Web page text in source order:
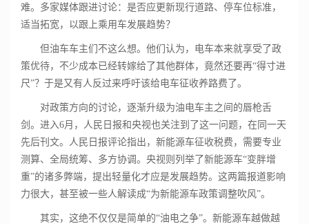
难。多家媒体跟进讨论：是否应更新现行道路、停车位标准，
适当拓宽，以跟上乘用车发展趋势？
但油车车主们不这么想。他们认为，电车本来就享受了政
策优待，不少成本已经转嫁给了其他群体，竟然还要再“得寸进
尺”？于是又有人反过来呼吁该给电车征收养路费了。
对政策方向的讨论，逐渐升级为油电车主之间的唇枪舌
剑。进入6月，人民日报和央视也关注到了这一问题，在同一天
先后刊文。人民日报评论指出，新能源车征收税费，需要专业
测算、全局统筹、多方协调。央视则列举了新能源车“变胖增
重”的诸多弊端，提出轻量化才应是发展趋势。这两篇报道影响
力很大，甚至被一些人解读成“为新能源车政策调整吹风”。
其实，这绝不仅仅是简单的“油电之争”。新能源车越做越